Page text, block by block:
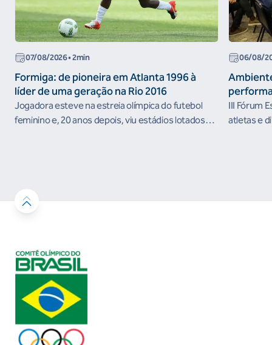
07/08/2026• 2min
Formiga: de pioneira em Atlanta 1996 à
líder de uma geração na Rio 2016
Jogadora esteve na estreia olímpica do futebol
feminino e, 20 anos depois, viu estádios lotados
06/08/
III Fórum
atletas e